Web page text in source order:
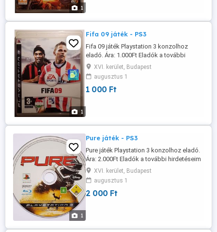
1
esetén ...
1
Fifa 09 játék - PS3
Fifa 09 játék Playstation 3 konzolhoz
eladó. Ára: 1.000Ft Eladók a további
hirdetéseim alatt szereplő játékok is.
Több vásárlása esetén minden továbbiból
500Ft kedvezmény. Személyes átvétel
Budapest XVI-ik kerületben az Örs Vezér
XVI. kerület, Budapest
augusztus 1
1 000 Ft
1
Pure játék - PS3
Pure játék Playstation 3 konzolhoz eladó.
Ára: 2.000Ft Eladók a további hirdetéseim
alatt szereplő játékok is. Több vásárlása
esetén minden továbbiból 500Ft
kedvezmény. Személyes átvétel Budapest
XVI-ik kerület, Örs Vezér tértől nem
XVI. kerület, Budapest
augusztus 1
2 000 Ft